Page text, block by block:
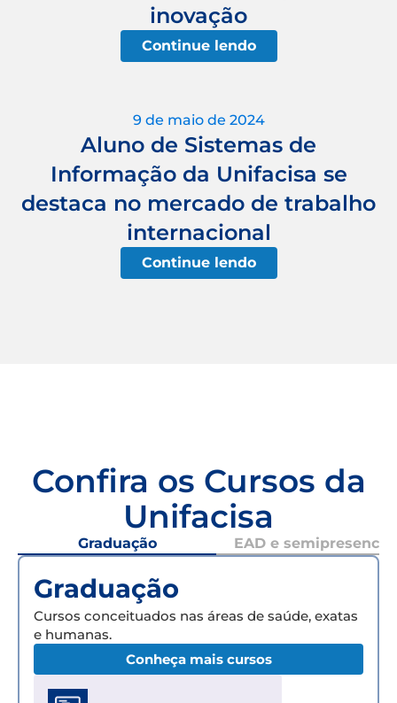
inovação
Continue lendo
9 de maio de 2024
Aluno de Sistemas de
Informação da Unifacisa se
destaca no mercado de trabalho
internacional
Continue lendo
Confira os Cursos da
Unifacisa
Graduação EAD e semipresencial
Graduação
Cursos conceituados nas áreas de saúde, exatas
e humanas.
Conheça mais cursos